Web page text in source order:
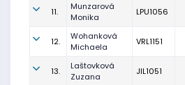
11.
Munzarová
Monika
LPU1056
12.
Wohanková
Michaela
VRL1151
13.
Laštovková
Zuzana
JIL1051